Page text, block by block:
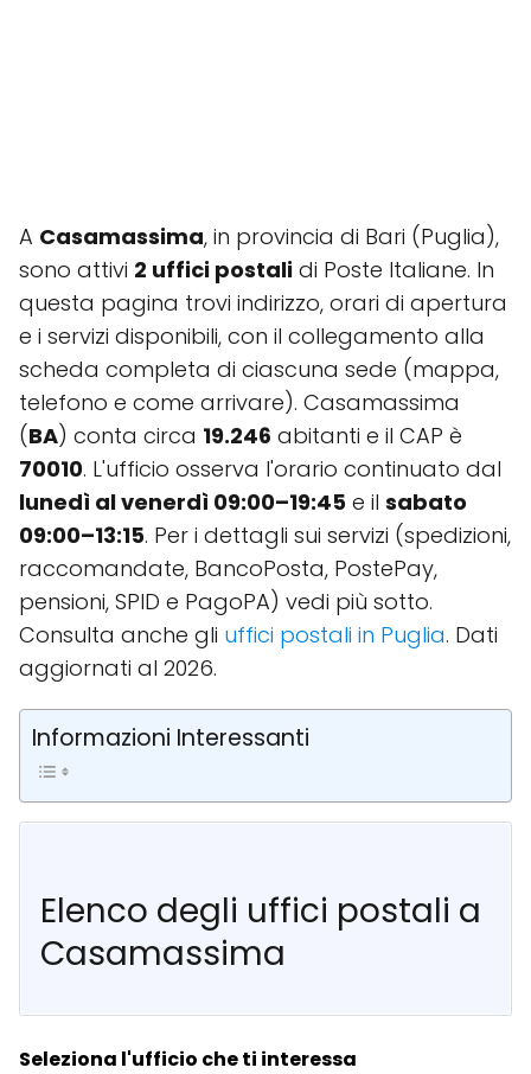
A Casamassima, in provincia di Bari (Puglia),
sono attivi 2 uffici postali di Poste Italiane. In
questa pagina trovi indirizzo, orari di apertura
e i servizi disponibili, con il collegamento alla
scheda completa di ciascuna sede (mappa,
telefono e come arrivare). Casamassima
(BA) conta circa 19.246 abitanti e il CAP è
70010. L'ufficio osserva l'orario continuato dal
lunedì al venerdì 09:00–19:45 e il sabato
09:00–13:15. Per i dettagli sui servizi (spedizioni,
raccomandate, BancoPosta, PostePay,
pensioni, SPID e PagoPA) vedi più sotto.
Consulta anche gli uffici postali in Puglia. Dati
aggiornati al 2026.
Informazioni Interessanti
Elenco degli uffici postali a
Casamassima
Seleziona l'ufficio che ti interessa